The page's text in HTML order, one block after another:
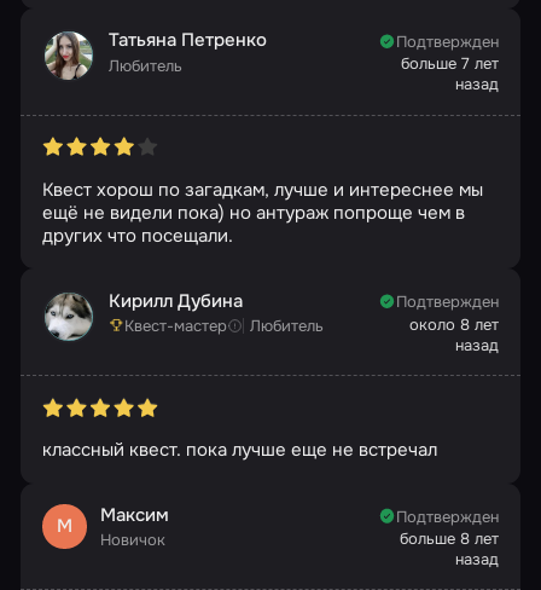
Татьяна Петренко
Любитель
Подтвержден
больше 7 лет
назад
Квест хорош по загадкам, лучше и интереснее мы
ещё не видели пока) но антураж попроще чем в
других что посещали.
Кирилл Дубина
Квест-мастер Любитель
Подтвержден
около 8 лет
назад
классный квест. пока лучше еще не встречал
М Максим
Новичок
Подтвержден
больше 8 лет
назад